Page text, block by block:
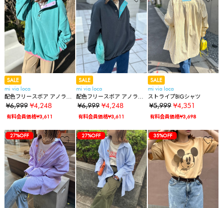
SALE
mi via loca
配色フリースボア アノラッ
クプルオーバー
¥6,999 ¥4,248
有料会員価格¥3,611
SALE
mi via loca
配色フリースボア アノラッ
クプルオーバー
¥6,999 ¥4,248
有料会員価格¥3,611
SALE
mi via loca
ストライプBIGシャツ
¥5,999 ¥4,351
有料会員価格¥3,698
27%OFF 27%OFF 35%OFF